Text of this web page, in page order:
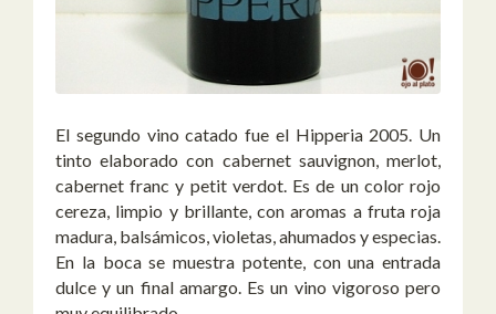
El segundo vino catado fue el Hipperia 2005. Un
tinto elaborado con cabernet sauvignon, merlot,
cabernet franc y petit verdot. Es de un color rojo
cereza, limpio y brillante, con aromas a fruta roja
madura, balsámicos, violetas, ahumados y especias.
En la boca se muestra potente, con una entrada
dulce y un final amargo. Es un vino vigoroso pero